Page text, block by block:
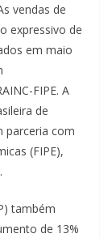
vendas de
expressivo de
em maio
FIPE. A
de
parceria com
(FIPE),
também
de 13%